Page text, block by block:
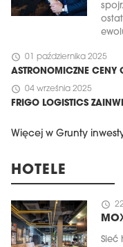
schedule 01 października 2025
ASTRONOMICZNE CENY
schedule 04 września 2025
FRIGO LOGISTICS
Więcej w Grunty
HOTELE
schedule
Sieć